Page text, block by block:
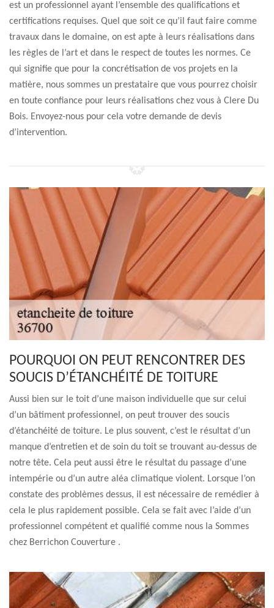
est un professionnel ayant l’ensemble des qualifications et
certifications requises. Quel que soit ce qu’il faut faire comme
travaux dans le domaine, on est apte à leurs réalisations dans
les règles de l’art et dans le respect de toutes les normes. Ce
qui signifie que pour la concrétisation de vos projets en la
matière, nous sommes un prestataire que vous pourrez choisir
en toute confiance pour leurs réalisations chez vous à Clere Du
Bois. Envoyez-nous pour cela votre demande de devis
d’intervention.
POURQUOI ON PEUT RENCONTRER DES
SOUCIS D’ÉTANCHÉITÉ DE TOITURE
Aussi bien sur le toit d’une maison individuelle que sur celui
d’un bâtiment professionnel, on peut trouver des soucis
d’étanchéité de toiture. Le plus souvent, c’est le résultat d’un
manque d’entretien et de soin du toit se trouvant au-dessus de
notre tête. Cela peut aussi être le résultat du passage d’une
intempérie ou d’un autre aléa climatique violent. Lorsque l’on
constate des problèmes dessus, il est nécessaire de remédier à
cela le plus rapidement possible. Cela se fait avec l’aide d’un
professionnel compétent et qualifié comme nous la Sommes
chez Berrichon Couverture .